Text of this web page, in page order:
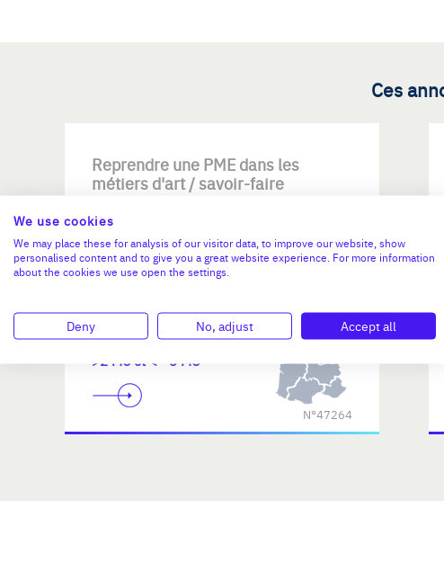
Ces
Reprendre une PME dans les
métiers d'art / savoir-faire
Investissement max:
>2 M€ et <= 5 M€
N°47264
We use cookies
We may place these for analysis of our visitor data, to improve our website, show
personalised content and to give you a great website experience. For more information
about the cookies we use open the settings.
Deny No, adjust Accept all